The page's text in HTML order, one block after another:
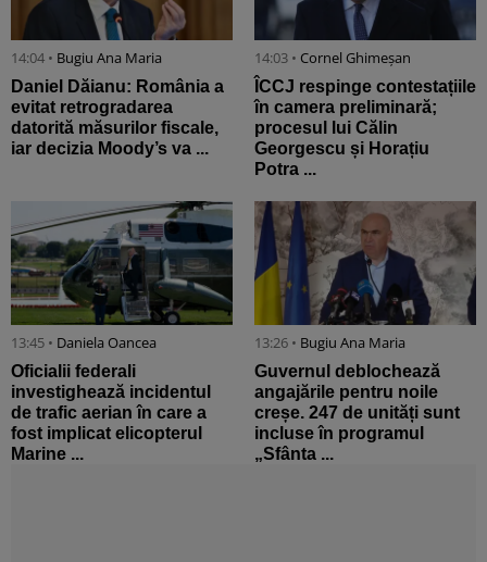
14:04 • Bugiu ⁠Ana Maria
Daniel Dăianu: România a
evitat retrogradarea
datorită măsurilor fiscale,
iar decizia Moody’s va ...
14:03 • Cornel Ghimeșan
ÎCCJ respinge contestațiile
în camera preliminară;
procesul lui Călin
Georgescu și Horațiu
Potra ...
13:45 • Daniela Oancea
Oficialii federali
investighează incidentul
de trafic aerian în care a
fost implicat elicopterul
Marine ...
13:26 • Bugiu ⁠Ana Maria
Guvernul deblochează
angajările pentru noile
creșe. 247 de unități sunt
incluse în programul
„Sfânta ...